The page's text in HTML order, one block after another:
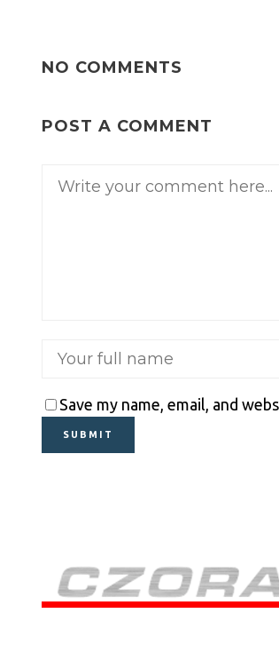
NO COMMENTS
POST A COMMENT
Save my name, email, and